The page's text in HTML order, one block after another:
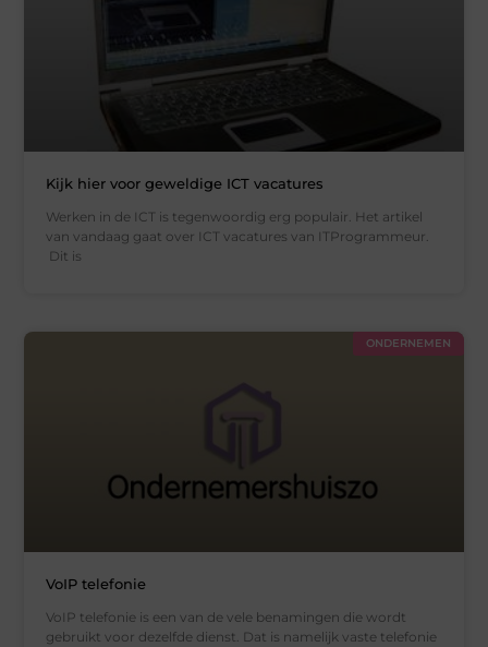
Kijk hier voor geweldige ICT vacatures
Werken in de ICT is tegenwoordig erg populair. Het artikel
van vandaag gaat over ICT vacatures van ITProgrammeur.
Dit is
ONDERNEMEN
VoIP telefonie
VoIP telefonie is een van de vele benamingen die wordt
gebruikt voor dezelfde dienst. Dat is namelijk vaste telefonie